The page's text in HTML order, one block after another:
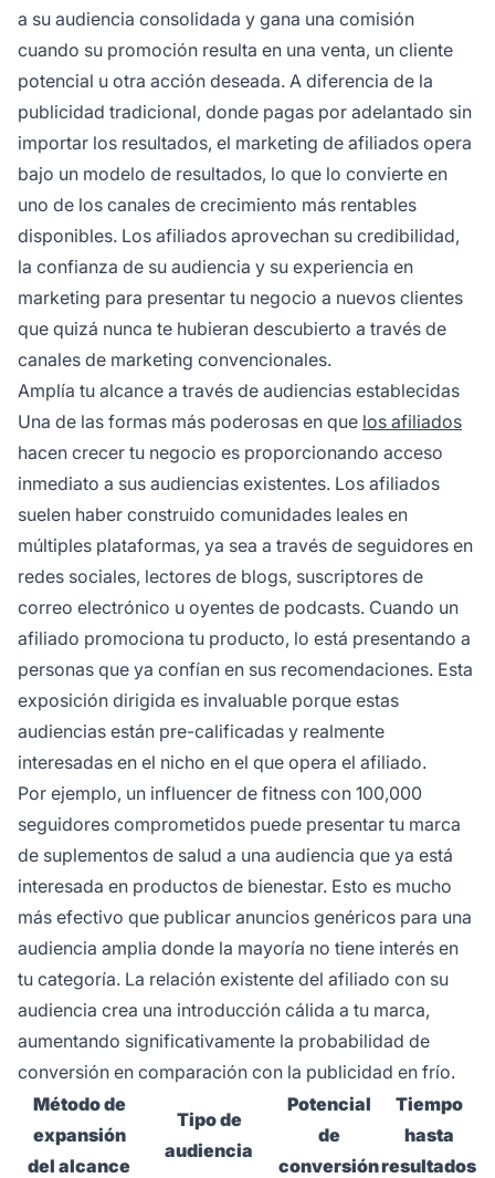
a su audiencia consolidada y gana una comisión
cuando su promoción resulta en una venta, un cliente
potencial u otra acción deseada. A diferencia de la
publicidad tradicional, donde pagas por adelantado sin
importar los resultados, el marketing de afiliados opera
bajo un modelo de resultados, lo que lo convierte en
uno de los canales de crecimiento más rentables
disponibles. Los afiliados aprovechan su credibilidad,
la confianza de su audiencia y su experiencia en
marketing para presentar tu negocio a nuevos clientes
que quizá nunca te hubieran descubierto a través de
canales de marketing convencionales.
Amplía tu alcance a través de audiencias establecidas
Una de las formas más poderosas en que los afiliados
hacen crecer tu negocio es proporcionando acceso
inmediato a sus audiencias existentes. Los afiliados
suelen haber construido comunidades leales en
múltiples plataformas, ya sea a través de seguidores en
redes sociales, lectores de blogs, suscriptores de
correo electrónico u oyentes de podcasts. Cuando un
afiliado promociona tu producto, lo está presentando a
personas que ya confían en sus recomendaciones. Esta
exposición dirigida es invaluable porque estas
audiencias están pre-calificadas y realmente
interesadas en el nicho en el que opera el afiliado.
Por ejemplo, un influencer de fitness con 100,000
seguidores comprometidos puede presentar tu marca
de suplementos de salud a una audiencia que ya está
interesada en productos de bienestar. Esto es mucho
más efectivo que publicar anuncios genéricos para una
audiencia amplia donde la mayoría no tiene interés en
tu categoría. La relación existente del afiliado con su
audiencia crea una introducción cálida a tu marca,
aumentando significativamente la probabilidad de
conversión en comparación con la publicidad en frío.
Método de
expansión
del alcance
Tipo de
audiencia
Potencial
de
conversión
Tiempo
hasta
resultados